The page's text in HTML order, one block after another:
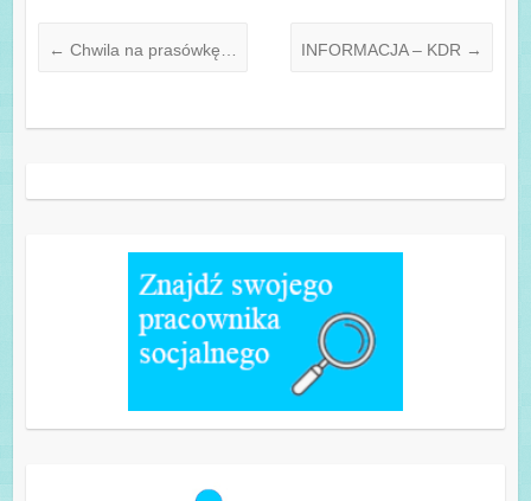
Chwila na prasówkę… INFORMACJA – KDR